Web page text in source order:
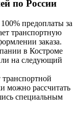
по России
предоплаты за
транспортную
заказа.
в Костроме
на следующий
транспортной
можно рассчитать
специальным